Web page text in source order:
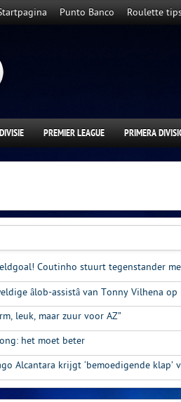
Punto Banco Roulette
PREMIER LEAGUE PRIMERA
Coutinho stuurt tegenstander
âlob-assistâ van Tonny Vilhena
leuk, maar zuur voor AZ”
het moet beter
Alcantara krijgt ‘bemoedigende klap’